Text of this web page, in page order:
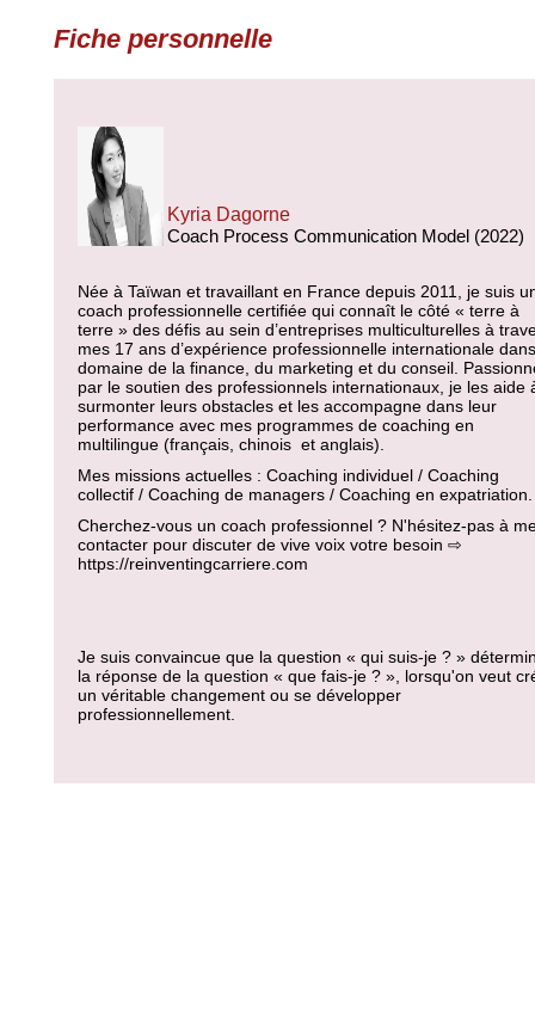
Fiche personnelle
Kyria Dagorne
Coach Process Communication Model (2022)
Née à Taïwan et travaillant en France depuis 2011, je suis
coach professionnelle certifiée qui connaît le côté « terre à
terre » des défis au sein d’entreprises multiculturelles à
mes 17 ans d’expérience professionnelle internationale
domaine de la finance, du marketing et du conseil.
par le soutien des professionnels internationaux, je les aide
surmonter leurs obstacles et les accompagne dans leur
performance avec mes programmes de coaching en
multilingue (français, chinois et anglais).
Mes missions actuelles : Coaching individuel / Coaching
collectif / Coaching de managers / Coaching en expatriation.
Cherchez-vous un coach professionnel ? N'hésitez-pas à
contacter pour discuter de vive voix votre besoin ⇨
https://reinventingcarriere.com
Je suis convaincue que la question « qui suis-je ? »
la réponse de la question « que fais-je ? », lorsqu'on veut
un véritable changement ou se développer
professionnellement.